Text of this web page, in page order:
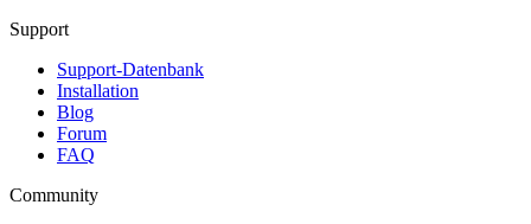
Support
Support-Datenbank
Installation
Blog
Forum
FAQ
Community